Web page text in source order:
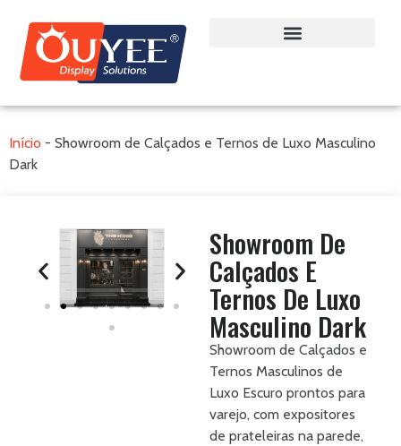
Início - Showroom de Calçados e Ternos de Luxo Masculino
Dark
Showroom De
Calçados E
Ternos De Luxo
Masculino Dark
Showroom de Calçados e
Ternos Masculinos de
Luxo Escuro prontos para
varejo, com expositores
de prateleiras na parede,